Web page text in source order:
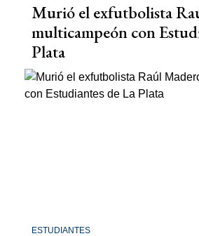
Murió el exfutbolista
multicampeón con
Plata
ESTUDIANTES